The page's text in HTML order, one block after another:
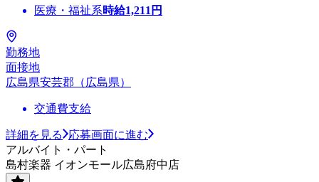
医療・福祉系時給1,211 円
勤務地
面接地
広島県安芸郡（広島県）
交通費支給
詳細を見る
応募画面に進む
アルバイト・パート
島村楽器 イオンモール広島府中店